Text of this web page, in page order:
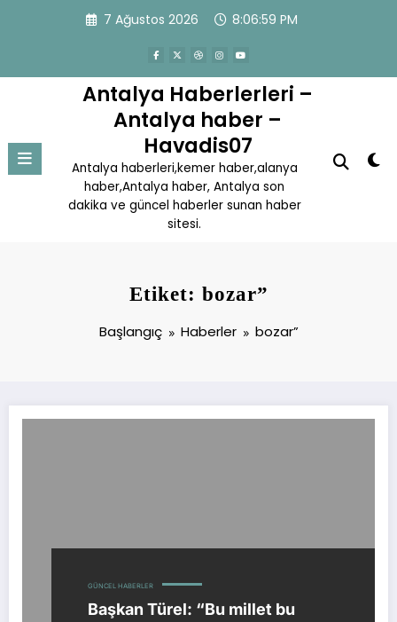
7 Ağustos 2026 8:06:59 PM
Antalya Haberlerleri –
Antalya haber –
Havadis07
Antalya haberleri,kemer haber,alanya
haber,Antalya haber, Antalya son
dakika ve güncel haberler sunan haber
sitesi.
Etiket: bozar”
Başlangıç Haberler bozar”
GÜNCEL HABERLER
Başkan Türel: “Bu millet bu